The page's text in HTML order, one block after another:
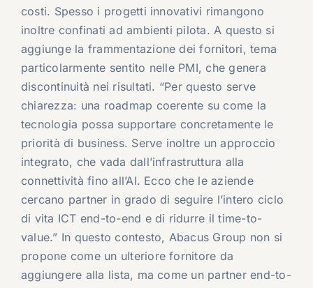
costi. Spesso i progetti innovativi rimangono
inoltre confinati ad ambienti pilota. A questo si
aggiunge la frammentazione dei fornitori, tema
particolarmente sentito nelle PMI, che genera
discontinuità nei risultati. “Per questo serve
chiarezza: una roadmap coerente su come la
tecnologia possa supportare concretamente le
priorità di business. Serve inoltre un approccio
integrato, che vada dall’infrastruttura alla
connettività fino all’AI. Ecco che le aziende
cercano partner in grado di seguire l’intero ciclo
di vita ICT end-to-end e di ridurre il time-to-
value.” In questo contesto, Abacus Group non si
propone come un ulteriore fornitore da
aggiungere alla lista, ma come un partner end-to-